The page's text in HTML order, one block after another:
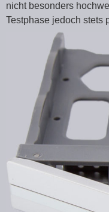
nicht besonders
Testphase jedoch stets